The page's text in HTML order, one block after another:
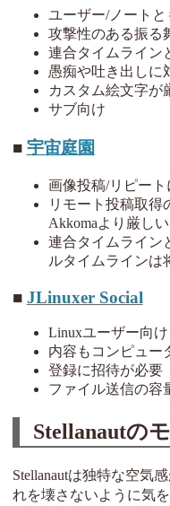
ユーザー/ノートと
攻撃性のある振る
連合タイムライン
愚痴や吐き出しに
カスタム絵文字が
サブ向け
宇宙庭園
画像投稿/リピー
リモート投稿取得
Akkomaより厳し
連合タイムライン
ルタイムラインは
JLinuxer Social
Linuxユーザー向け
内容もコンピュー
登録に招待が必要
ファイル送信の容
Stellanautの
Stellanautは独特な空気
れを壊さないように気